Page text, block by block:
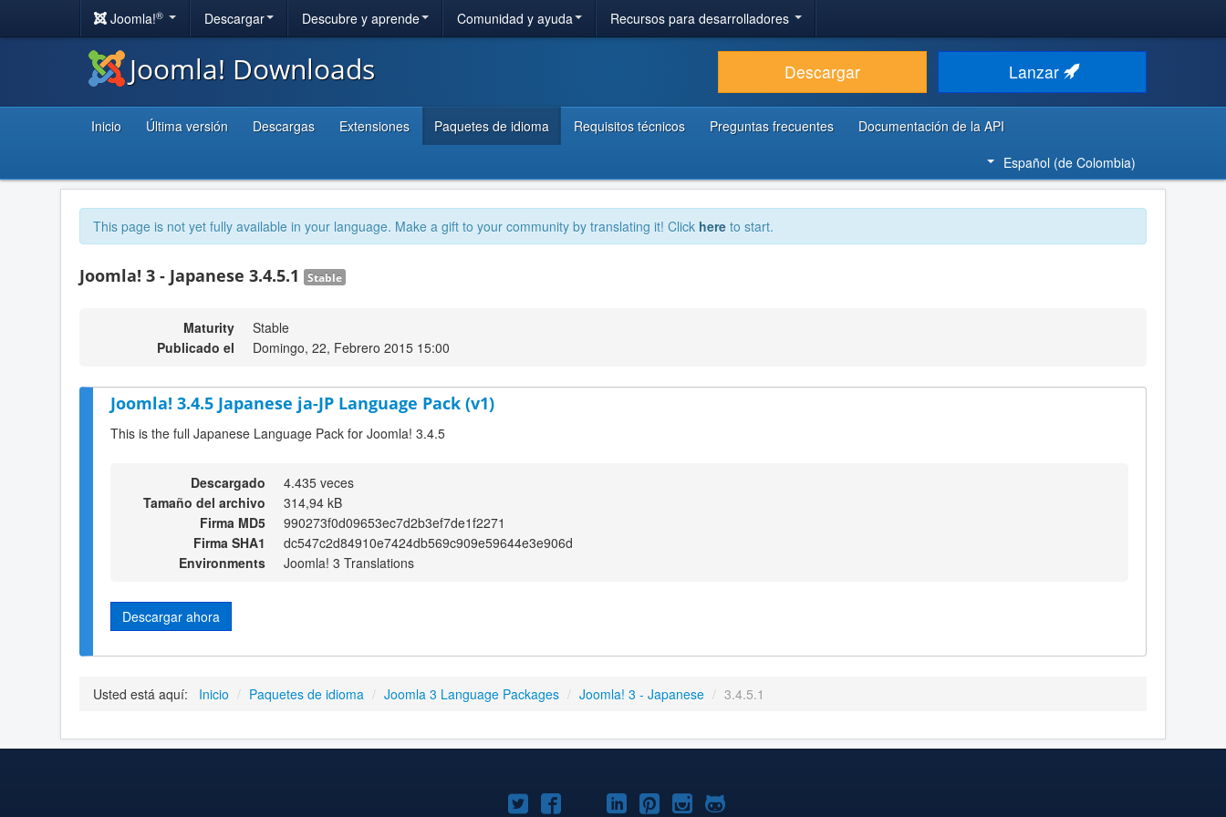
Joomla!® Descargar Descubre y aprende Comunidad y ayuda Recursos para desarrolladores
Joomla! Downloads Descargar Lanzar
Inicio Última versión Descargas Extensiones Paquetes de idioma Requisitos técnicos Preguntas frecuentes
Documentación de la API
Español (de Colombia)
This page is not yet fully available in your language. Make a gift to your community by translating it! Click here to start.
Joomla! 3 - Japanese 3.4.5.1 Stable
Maturity
Stable
Publicado el
Domingo, 22, Febrero 2015 15:00
Joomla! 3.4.5 Japanese ja-JP Language Pack (v1)
This is the full Japanese Language Pack for Joomla! 3.4.5
Descargado
4.435 veces
Tamaño del archivo
314,94 kB
Firma MD5
990273f0d09653ec7d2b3ef7de1f2271
Firma SHA1
dc547c2d84910e7424db569c909e59644e3e906d
Environments
Joomla! 3 Translations
Descargar ahora
Usted está aquí: Inicio / Paquetes de idioma / Joomla 3 Language Packages / Joomla! 3 - Japanese / 3.4.5.1
Joomla!Joomla!Joomla!
Joomla!Joomla!
Joomla!Joomla!